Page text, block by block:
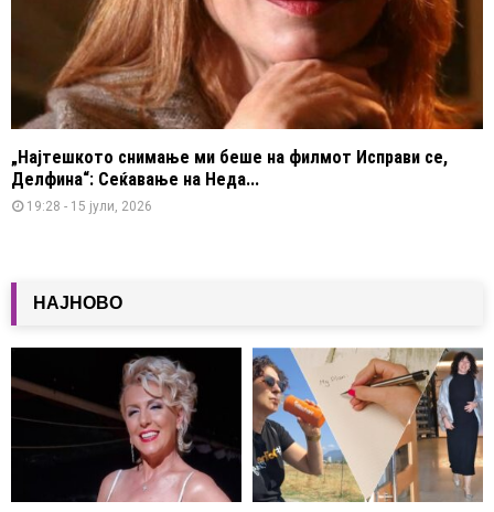
„Најтешкото снимање ми беше на филмот Исправи се,
Делфина“: Сеќавање на Неда...
19:28 - 15 јули, 2026
НАЈНОВО